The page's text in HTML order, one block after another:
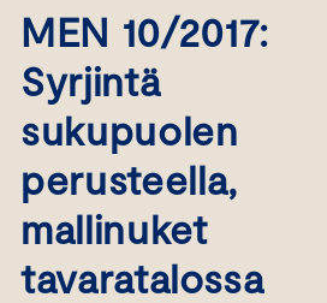
MEN 10/2017:
Syrjintä
sukupuolen
perusteella,
mallinuket
tavaratalossa